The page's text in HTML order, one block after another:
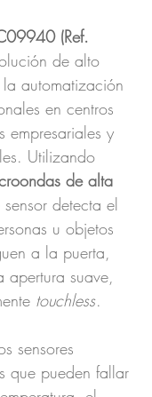
(Ref.
de alto
automatización
en centros
empresariales y
Utilizando
de alta
sensor detecta el
u objetos
a la puerta,
apertura suave,
touchless.
sensores
que pueden fallar